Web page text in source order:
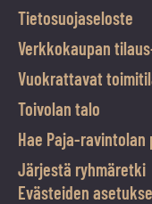
Tietosuojaseloste
Verkkokaupan
Vuokrattavat
Toivolan talo
Hae Paja-
Järjestä ryhmäretki
Evästeiden